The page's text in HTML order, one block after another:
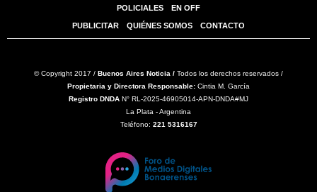
POLICIALES EN OFF
PUBLICITAR QUIÉNES SOMOS CONTACTO
© Copyright 2017 / Buenos Aires Noticia / Todos los derechos reservados /
Propietaria y Directora Responsable: Cintia M. García
Registro DNDA N° RL-2025-46905014-APN-DNDA#MJ
La Plata - Argentina
Teléfono: 221 5316167